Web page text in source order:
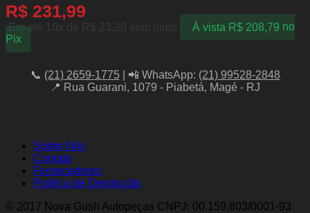
R$ 231,99
Em até 10x de R$ 23,20 sem juros À vista R$208,79 no
Pix
📞 (21) 2659-1775| 📲 WhatsApp: (21) 99528-2848
📍 Rua Guarani, 1079 - Piabetá, Magé - RJ
Sobre Nós
Contato
Fornecedores
Política de Devolução
© 2017 Nova Gush Autopeças CNPJ: 00.159.803/0001-93